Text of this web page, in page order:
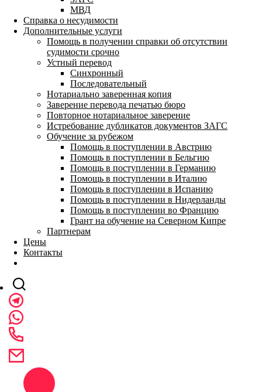
МВД
Справка о несудимости
Дополнительные услуги
Помощь в получении справки об отсутствии
судимости срочно
Устный перевод
Синхронный
Последовательный
Нотариально заверенная копия
Заверение перевода печатью бюро
Повторное нотариальное заверение
Истребование дубликатов документов ЗАГС
Обучение за рубежом
Помощь в поступлении в Австрию
Помощь в поступлении в Бельгию
Помощь в поступлении в Германию
Помощь в поступлении в Италию
Помощь в поступлении в Испанию
Помощь в поступлении в Нидерланды
Помощь в поступлении во Францию
Грант на обучение на Северном Кипре
Партнерам
Цены
Контакты